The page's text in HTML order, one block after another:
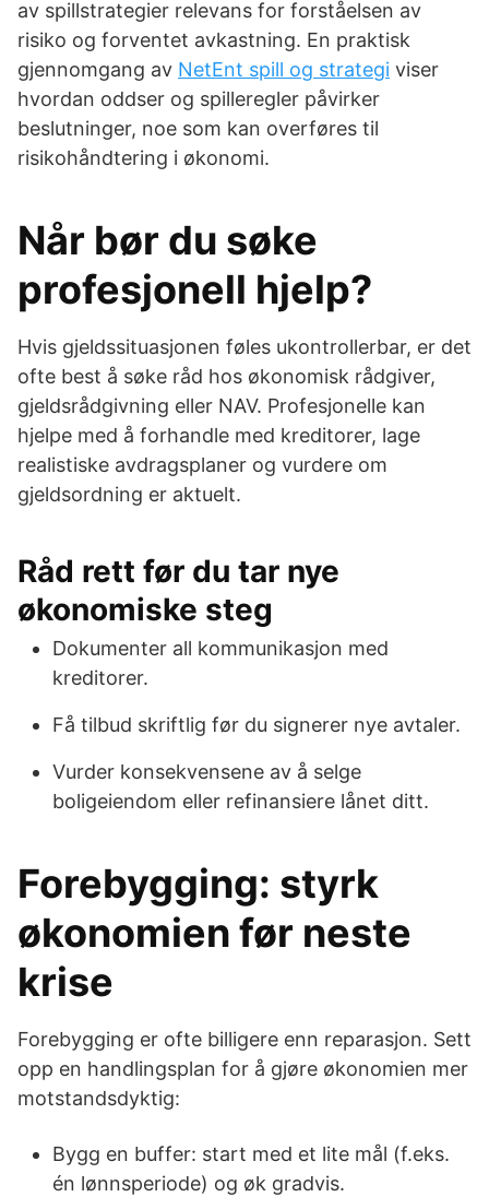
av spillstrategier relevans for forståelsen av
risiko og forventet avkastning. En praktisk
gjennomgang av NetEnt spill og strategi viser
hvordan oddser og spilleregler påvirker
beslutninger, noe som kan overføres til
risikohåndtering i økonomi.
Når bør du søke
profesjonell hjelp?
Hvis gjeldssituasjonen føles ukontrollerbar, er det
ofte best å søke råd hos økonomisk rådgiver,
gjeldsrådgivning eller NAV. Profesjonelle kan
hjelpe med å forhandle med kreditorer, lage
realistiske avdragsplaner og vurdere om
gjeldsordning er aktuelt.
Råd rett før du tar nye
økonomiske steg
Dokumenter all kommunikasjon med
kreditorer.
Få tilbud skriftlig før du signerer nye avtaler.
Vurder konsekvensene av å selge
boligeiendom eller refinansiere lånet ditt.
Forebygging: styrk
økonomien før neste
krise
Forebygging er ofte billigere enn reparasjon. Sett
opp en handlingsplan for å gjøre økonomien mer
motstandsdyktig:
Bygg en buffer: start med et lite mål (f.eks.
én lønnsperiode) og øk gradvis.